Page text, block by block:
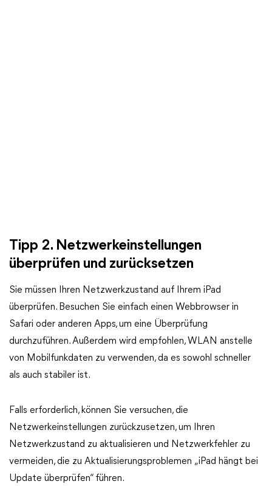
Tipp 2. Netzwerkeinstellungen
überprüfen und zurücksetzen
Sie müssen Ihren Netzwerkzustand auf Ihrem iPad
überprüfen. Besuchen Sie einfach einen Webbrowser in
Safari oder anderen Apps, um eine Überprüfung
durchzuführen. Außerdem wird empfohlen, WLAN anstelle
von Mobilfunkdaten zu verwenden, da es sowohl schneller
als auch stabiler ist.
Falls erforderlich, können Sie versuchen, die
Netzwerkeinstellungen zurückzusetzen, um Ihren
Netzwerkzustand zu aktualisieren und Netzwerkfehler zu
vermeiden, die zu Aktualisierungsproblemen „iPad hängt bei
Update überprüfen“ führen.